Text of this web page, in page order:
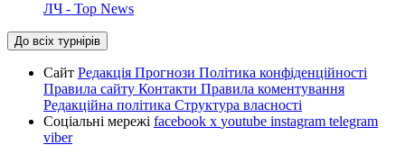
ЛЧ - Top News
До всіх турнірів
Сайт Редакція Прогнози Політика конфіденційності
Правила сайту Контакти Правила коментування
Редакційна політика Структура власності
Соціальні мережі facebook x youtube instagram telegram
viber